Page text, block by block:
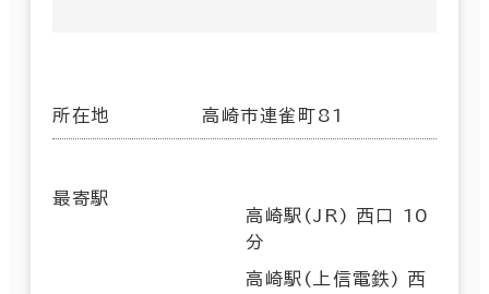
所在地 高崎市連雀町81
最寄駅
高崎駅(JR) 西口 10
分
高崎駅(上信電鉄) 西